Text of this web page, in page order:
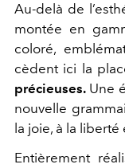
Au-delà de
montée en
coloré,
cèdent ici la
précieuses. Une
nouvelle
la joie, à la liberté
Entièrement